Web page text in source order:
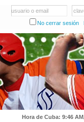
usuario o email
No cerrar sesión
Hora de Cuba: 9:46